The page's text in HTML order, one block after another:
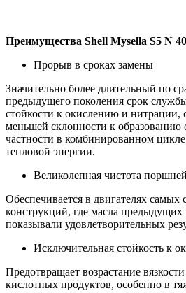
Преимущества Shell Mysella S5 N 40
Прорыв в сроках замены
Значительно более длительный по
предыдущего поколения срок
стойкости к окислению и нитрации,
меньшей склонности к образованию
частности в комбинированном
тепловой энергии.
Великолепная чистота поршней
Обеспечивается в двигателях самых
конструкций, где масла предыдущих
показывали удовлетворительных
Исключительная стойкость к
Предотвращает возрастание
кислотных продуктов, особенно в